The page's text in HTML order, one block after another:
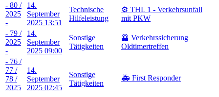
- 80 /
2025
-
14.
September
2025 13:51
Technische
Hilfeleistung
⚙️ THL 1 - Verkehrsunfall
mit PKW
- 79 /
2025
-
14.
September
2025 09:00
Sonstige
Tätigkeiten
🦺 Verkehrssicherung
Oldtimertreffen
- 76 /
77 /
78 /
2025
14.
September
2025 02:45
Sonstige
Tätigkeiten
🚑 First Responder